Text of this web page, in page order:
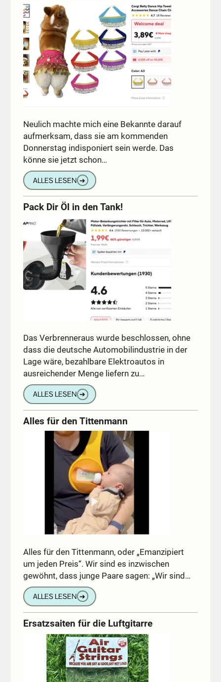
Neulich machte mich eine Bekannte darauf
aufmerksam, dass sie am kommenden
Donnerstag indisponiert sein werde. Das
könne sie jetzt schon…
ALLES LESEN ➔
Pack Dir Öl in den Tank!
Das Verbrenneraus wurde beschlossen, ohne
dass die deutsche Automobilindustrie in der
Lage wäre, bezahlbare Elektroautos in
ausreichender Menge liefern zu…
ALLES LESEN ➔
Alles für den Tittenmann
Alles für den Tittenmann, oder „Emanzipiert
um jeden Preis“. Wir sind es inzwischen
gewöhnt, dass junge Paare sagen: „Wir sind…
ALLES LESEN ➔
Ersatzsaiten für die Luftgitarre